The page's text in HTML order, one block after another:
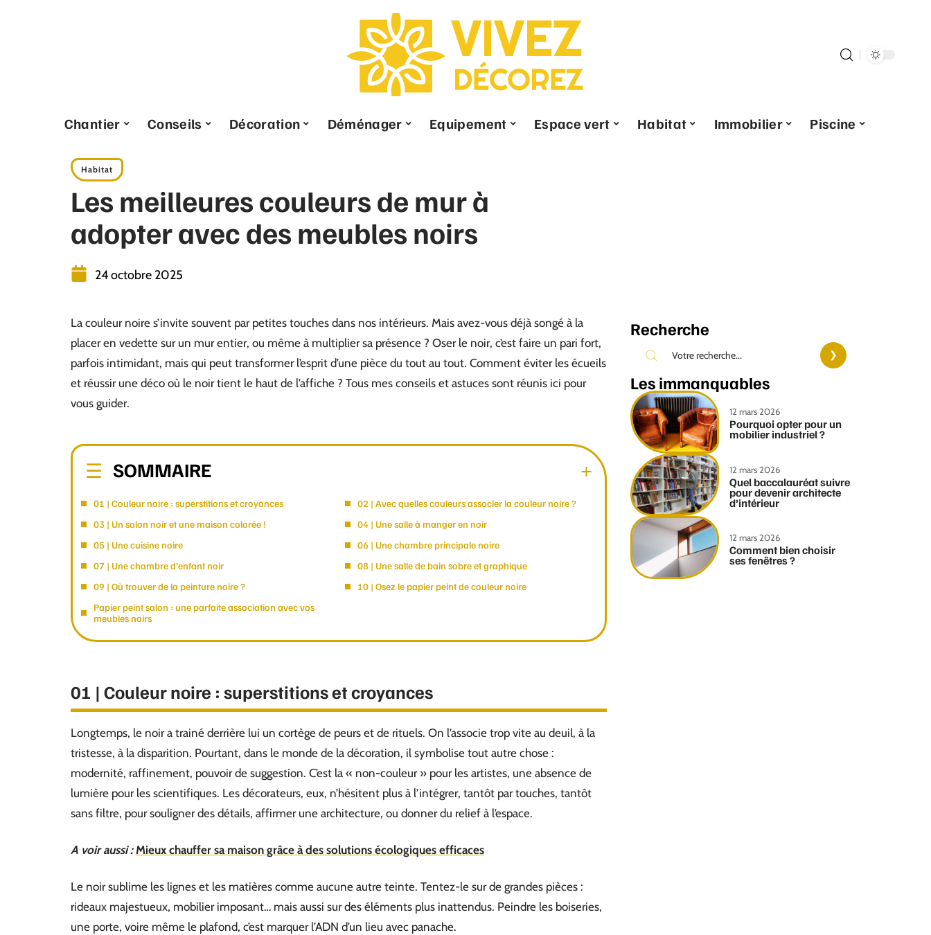
Chantier Conseils Décoration Déménager Equipement Espace vert Habitat Immobilier Piscine
Habitat
Les meilleures couleurs de mur à
adopter avec des meubles noirs
24 octobre 2025
La couleur noire s’invite souvent par petites touches dans nos intérieurs. Mais avez-vous déjà songé à la
placer en vedette sur un mur entier, ou même à multiplier sa présence ? Oser le noir, c’est faire un pari fort,
parfois intimidant, mais qui peut transformer l’esprit d’une pièce du tout au tout. Comment éviter les écueils
et réussir une déco où le noir tient le haut de l’affiche ? Tous mes conseils et astuces sont réunis ici pour
vous guider.
SOMMAIRE
01 | Couleur noire : superstitions et croyances
02 | Avec quelles couleurs associer la couleur noire ?
03 | Un salon noir et une maison colorée !
04 | Une salle à manger en noir
05 | Une cuisine noire
06 | Une chambre principale noire
07 | Une chambre d’enfant noir
08 | Une salle de bain sobre et graphique
09 | Où trouver de la peinture noire ?
10 | Osez le papier peint de couleur noire
Papier peint salon : une parfaite association avec vos
meubles noirs
01 | Couleur noire : superstitions et croyances
Longtemps, le noir a trainé derrière lui un cortège de peurs et de rituels. On l’associe trop vite au deuil, à la
tristesse, à la disparition. Pourtant, dans le monde de la décoration, il symbolise tout autre chose :
modernité, raffinement, pouvoir de suggestion. C’est la « non-couleur » pour les artistes, une absence de
lumière pour les scientifiques. Les décorateurs, eux, n’hésitent plus à l’intégrer, tantôt par touches, tantôt
sans filtre, pour souligner des détails, affirmer une architecture, ou donner du relief à l’espace.
A voir aussi : Mieux chauffer sa maison grâce à des solutions écologiques efficaces
Le noir sublime les lignes et les matières comme aucune autre teinte. Tentez-le sur de grandes pièces :
rideaux majestueux, mobilier imposant… mais aussi sur des éléments plus inattendus. Peindre les boiseries,
une porte, voire même le plafond, c’est marquer l’ADN d’un lieu avec panache.
Recherche
Les immanquables
12 mars 2026
Pourquoi opter pour un
mobilier industriel ?
12 mars 2026
Quel baccalauréat suivre
pour devenir architecte
d’intérieur
12 mars 2026
Comment bien choisir
ses fenêtres ?